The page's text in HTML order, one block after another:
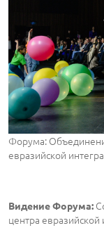
Форума:
евразийской
Видение Форума:
центра евразийской